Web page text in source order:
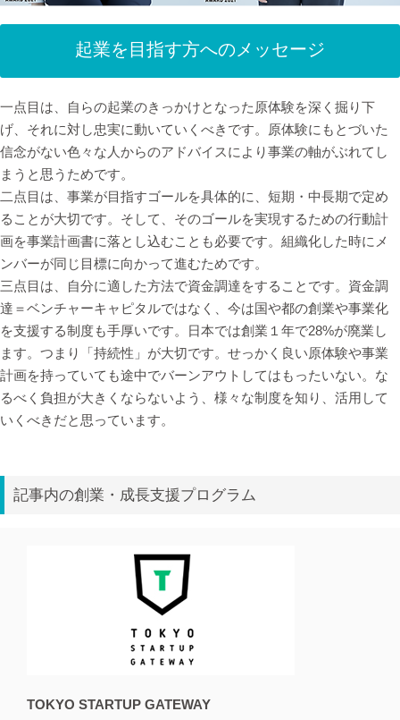
起業を目指す方へのメッセージ
一点目は、自らの起業のきっかけとなった原体験を深く掘り下
げ、それに対し忠実に動いていくべきです。原体験にもとづいた
信念がない色々な人からのアドバイスにより事業の軸がぶれてし
まうと思うためです。
二点目は、事業が目指すゴールを具体的に、短期・中長期で定め
ることが大切です。そして、そのゴールを実現するための行動計
画を事業計画書に落とし込むことも必要です。組織化した時にメ
ンバーが同じ目標に向かって進むためです。
三点目は、自分に適した方法で資金調達をすることです。資金調
達＝ベンチャーキャピタルではなく、今は国や都の創業や事業化
を支援する制度も手厚いです。日本では創業１年で28%が廃業し
ます。つまり「持続性」が大切です。せっかく良い原体験や事業
計画を持っていても途中でバーンアウトしてはもったいない。な
るべく負担が大きくならないよう、様々な制度を知り、活用して
いくべきだと思っています。
記事内の創業・成長支援プログラム
TOKYO STARTUP GATEWAY